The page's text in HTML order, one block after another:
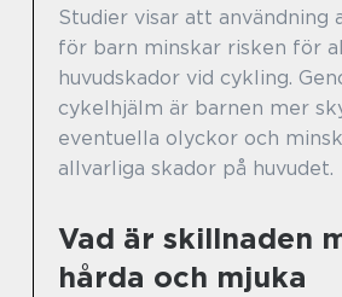
Studier visar att användning
för barn minskar risken för
huvudskador vid cykling.
cykelhjälm är barnen mer
eventuella olyckor och
allvarliga skador på huvudet.
Vad är skillnaden
hårda och mjuka